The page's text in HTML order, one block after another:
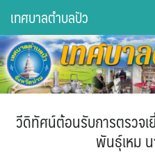
content
DWQA Ask Question
DWQA Questions
กองการศึกษา
เทศบาลตำบลปัว
วีดิทัศน์ต้อนรับการตรวจ
พันธุ์เหม